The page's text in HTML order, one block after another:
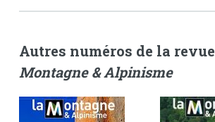
Autres numéros de la revue
Montagne & Alpinisme